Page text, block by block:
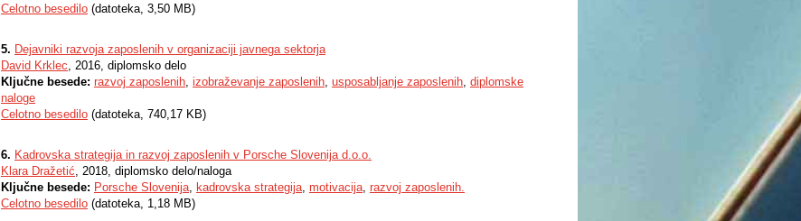
Celotno besedilo (datoteka, 3,50 MB)
5. Dejavniki razvoja zaposlenih v organizaciji javnega sektorja
David Krklec, 2016, diplomsko delo
Ključne besede: razvoj zaposlenih, izobraževanje zaposlenih, usposabljanje zaposlenih, diplomske
naloge
Celotno besedilo (datoteka, 740,17 KB)
6. Kadrovska strategija in razvoj zaposlenih v Porsche Slovenija d.o.o.
Klara Dražetić, 2018, diplomsko delo/naloga
Ključne besede: Porsche Slovenija, kadrovska strategija, motivacija, razvoj zaposlenih.
Celotno besedilo (datoteka, 1,18 MB)